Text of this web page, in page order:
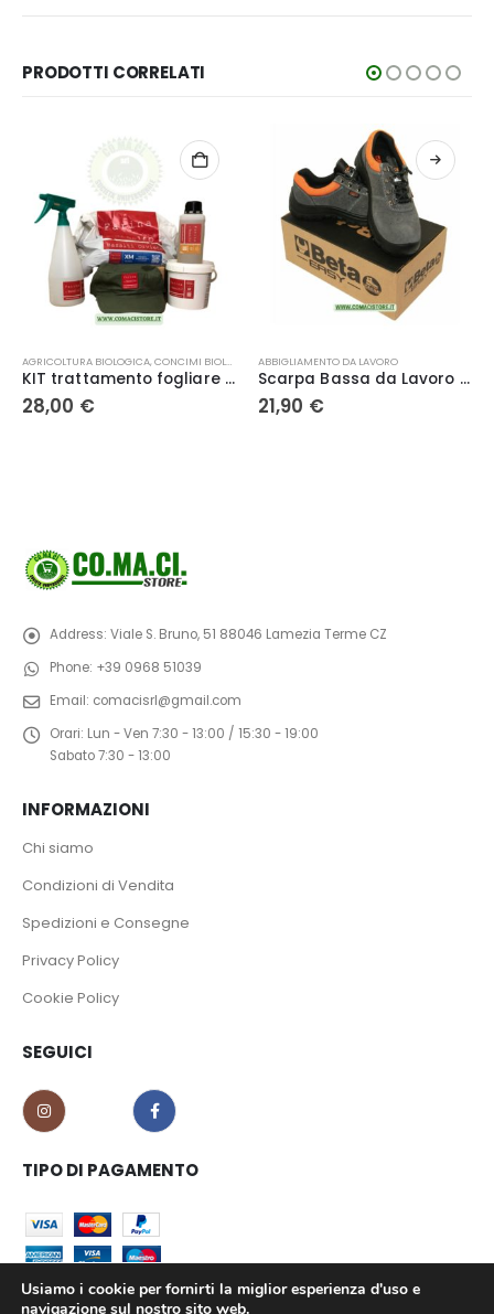
PRODOTTI CORRELATI
KIT trattamento fogliare + suolo – Farina di Basalto XF/1Kg XM/5Kg FP/0.5Lt
ABBIGLIAMENTO DA LAVORO
Scarpa Bassa da Lavoro in Pelle Scamosciata Beta 7246E
21,90
BARBECUE E ACCESSORI
5,00
Address: Viale S. Bruno, 51 88046 Lamezia Terme CZ
Phone: +39 0968 51039
Email: comacisrl@gmail.com
Orari: Lun - Ven 7:30 - 13:00 / 15:30 - 19:00
Sabato 7:30 - 13:00
INFORMAZIONI
Chi siamo
Condizioni di Vendita
Spedizioni e Consegne
Privacy Policy
Cookie Policy
SEGUICI
TIPO DI PAGAMENTO
Usiamo i cookie per fornirti la miglior esperienza d'uso e
navigazione sul nostro sito web.